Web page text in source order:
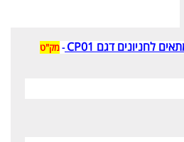
-מק"ט